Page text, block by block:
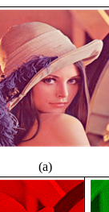
(a)